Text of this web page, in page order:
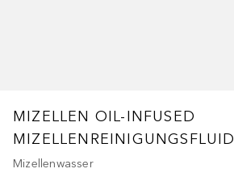
MIZELLEN OIL-INFUSED
MIZELLENREINIGUNGSFLUID
Mizellenwasser